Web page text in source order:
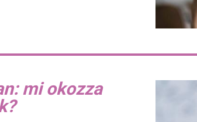
mi okozza